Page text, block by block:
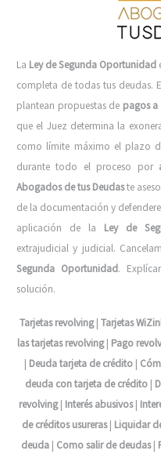
La Ley de Segunda Oportunidad
completa de todas tus deudas.
plantean propuestas de pagos a
que el Juez determina la
como límite máximo el plazo
durante todo el proceso por
Abogados de tus Deudaste
de la documentación y
aplicación de la Ley de
extrajudicial y judicial.
Segunda Oportunidad.
solución.
Tarjetas revolving| Tarjetas
las tarjetas revolving| Pago
| Deuda tarjeta de crédito|
deuda con tarjeta de crédito |
revolving| Interés abusivos|
de créditos usureras| Liquidar
deuda| Como salir de deudas|